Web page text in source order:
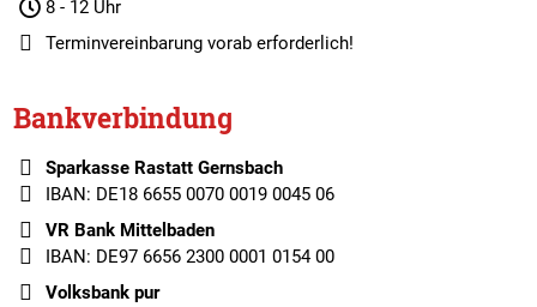
8 - 12 Uhr
Terminvereinbarungvorab erforderlich!
Bankverbindung
Sparkasse Rastatt Gernsbach
IBAN: DE18 6655 0070 0019 0045 06
VR Bank Mittelbaden
IBAN: DE97 6656 2300 0001 0154 00
Volksbank pur